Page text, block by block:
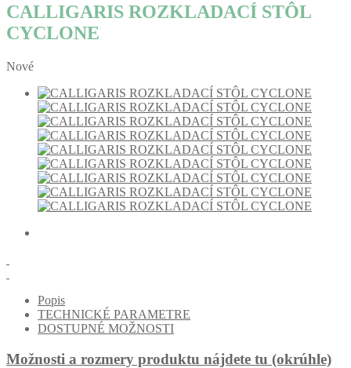
CALLIGARIS ROZKLADACÍ STÔL
CYCLONE
Nové
Popis
TECHNICKÉ PARAMETRE
DOSTUPNÉ MOŽNOSTI
Možnosti a rozmery produktu nájdete tu (okrúhle)